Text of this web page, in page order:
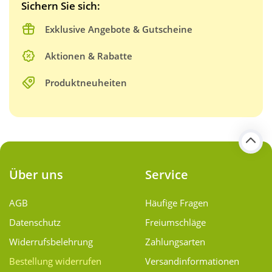
Sichern Sie sich:
Exklusive Angebote & Gutscheine
Aktionen & Rabatte
Produktneuheiten
Über uns
AGB
Datenschutz
Widerrufsbelehrung
Bestellung widerrufen
Service
Häufige Fragen
Freiumschläge
Zahlungsarten
Versand­informationen